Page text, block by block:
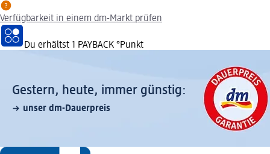
Verfügbarkeit in einem dm-Markt prüfen
Du erhältst 1 PAYBACK °Punkt
Gestern, heute, immer günstig:
unser dm-Dauerpreis